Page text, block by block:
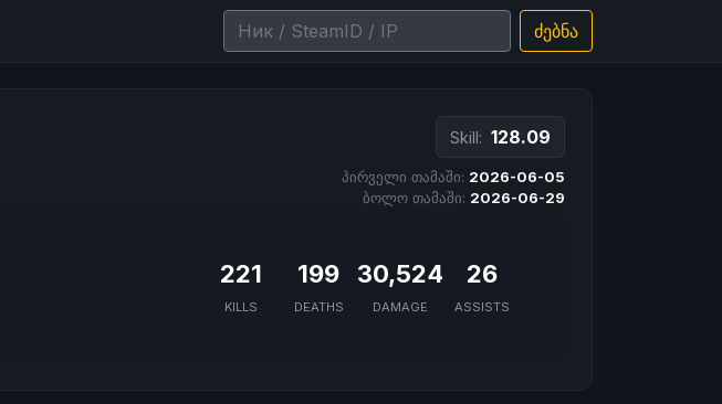
ძებნა
Skill: 128.09
პირველი თამაში: 2026-06-05
ბოლო თამაში: 2026-06-29
221
KILLS
199
DEATHS
30,524
DAMAGE
26
ASSISTS